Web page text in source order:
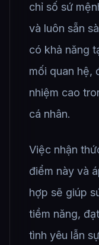
chỉ số sứ
và luôn sẵn
có khả năng
mối quan hệ,
nhiệm cao
cá nhân.
Việc nhận
điểm này và
hợp sẽ giúp
tiềm năng,
tình yêu lẫn